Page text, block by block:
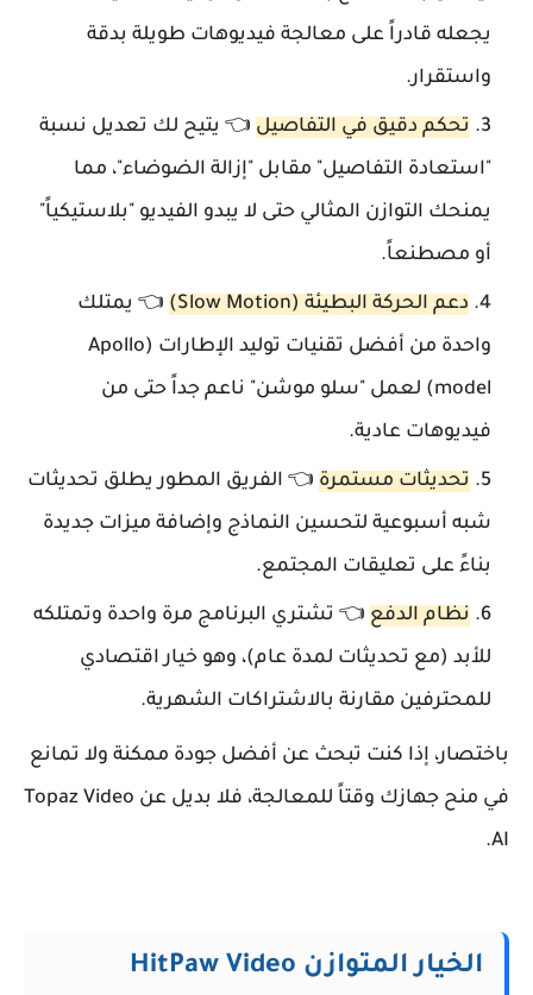
يجعله قادراً على معالجة فيديوهات طويلة بدقة
واستقرار.
تحكم دقيق في التفاصيل 👈 يتيح لك تعديل نسبة
"استعادة التفاصيل" مقابل "إزالة الضوضاء"، مما
يمنحك التوازن المثالي حتى لا يبدو الفيديو "بلاستيكياً"
أو مصطنعاً.
دعم الحركة البطيئة (Slow Motion)
👈 يمتلك
واحدة من أفضل تقنيات توليد الإطارات (Apollo
model) لعمل "سلو موشن" ناعم جداً حتى من
فيديوهات عادية.
تحديثات مستمرة 👈 الفريق المطور يطلق تحديثات
شبه أسبوعية لتحسين النماذج وإضافة ميزات جديدة
بناءً على تعليقات المجتمع.
نظام الدفع 👈 تشتري البرنامج مرة واحدة وتمتلكه
للأبد (مع تحديثات لمدة عام)، وهو خيار اقتصادي
للمحترفين مقارنة بالاشتراكات الشهرية.
باختصار، إذا كنت تبحث عن أفضل جودة ممكنة ولا تمانع
في منح جهازك وقتاً للمعالجة، فلا بديل عن Topaz Video
AI.
الخيار المتوازن HitPaw Video